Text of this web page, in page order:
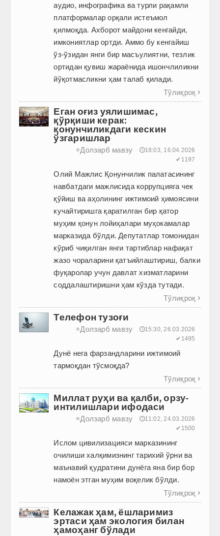
аудио, инфографика ва турли рақамли
платформалар орқали истеъмол
қилмоқда. Ахборот майдони кенгайди,
имкониятлар ортди. Аммо бу кенгайиш
ўз-ўзидан янги бир масъулиятни, тезлик
ортидан қувиш жараёнида ишончлиликни
йўқотмасликни ҳам талаб қилади.
Тўлиқроқ 
Еган оғиз уялишимас,
қўрқиши керак:
қонунчиликдаги кескин
ўзгаришлар
≡Долзарб мавзу
🕔18:03, 16.04.2026
✔1197
Олий Мажлис Қонунчилик палатасининг
навбатдаги мажлисида коррупцияга чек
қўйиш ва аҳолининг ижтимоий ҳимоясини
кучайтиришга қаратилган бир қатор
муҳим қонун лойиҳалари муҳокамалар
марказида бўлди. Депутатлар томонидан
кўриб чиқилган янги тартиблар нафақат
жазо чораларини қатъийлаштириш, балки
фуқаролар учун давлат хизматларини
соддалаштиришни ҳам кўзда тутади.
Тўлиқроқ 
Телефон тузоғи
≡Долзарб мавзу
🕔15:30, 26.03.2026
✔1495
Дунё нега фарзандларини ижтимоий
тармоқдан тўсмоқда?
Тўлиқроқ 
Миллат руҳи ва қалби, орзу-
интилишлари ифодаси
≡Долзарб мавзу
🕔11:02, 24.03.2026
✔1500
Ислом цивилизацияси марказининг
очилиши халқимизнинг тарихий ўрни ва
маънавий қудратини дунёга яна бир бор
намоён этган муҳим воқелик бўлди.
Тўлиқроқ 
Келажак ҳам, ёшларимиз
эртаси ҳам экология билан
ҳамоҳанг бўлади